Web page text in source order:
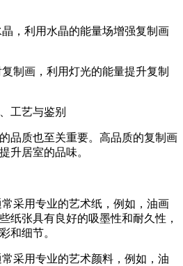
，利用水晶的能量场增强复制画
制画，利用灯光的能量提升复制
工艺与鉴别
品质也至关重要。高品质的复制画
升居室的品味。
采用专业的艺术纸，例如，油画
纸张具有良好的吸墨性和耐久性，
和细节。
采用专业的艺术颜料，例如，油